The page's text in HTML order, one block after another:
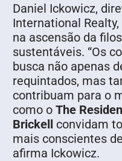
Daniel Ickowicz,
International
na ascensão da
sustentáveis. “Os
busca não apenas
requintados, mas
contribuam para o
como o The
Brickell convidam
mais conscientes
afirma Ickowicz.